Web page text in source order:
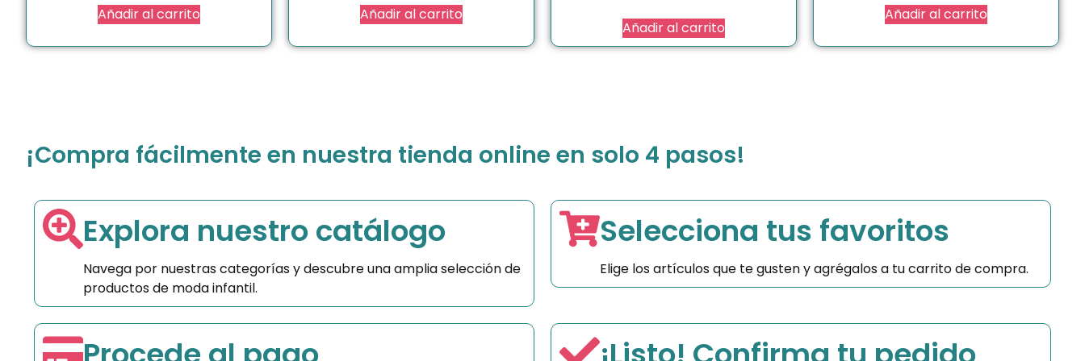
Añadir al carrito Añadir al carrito
Añadir al carrito
Añadir al carrito
¡Compra fácilmente en nuestra tienda online en solo 4 pasos!
Explora nuestro catálogo
Navega por nuestras categorías y descubre una amplia selección de
productos de moda infantil.
Selecciona tus favoritos
Elige los artículos que te gusten y agrégalos a tu carrito de compra.